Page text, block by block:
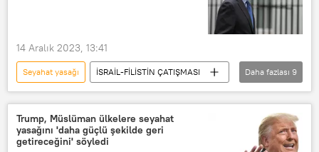
Vize
Pasaport
14 Aralık 2023, 13:41
Seyahat yasağı
İSRAİL-FİLİSTİN ÇATIŞMASI
İngiltere
Birleşik Krallık
David Cameron
Yahudi yerleşimciler
İsrail
İsrail-Filistin
Daha fazlası 9
Trump, Müslüman ülkelere seyahat
yasağını 'daha güçlü şekilde geri
getireceğini' söyledi